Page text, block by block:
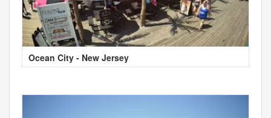
Ocean City - New Jersey